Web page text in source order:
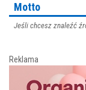
Motto
Jeśli chcesz znaleźć
Reklama